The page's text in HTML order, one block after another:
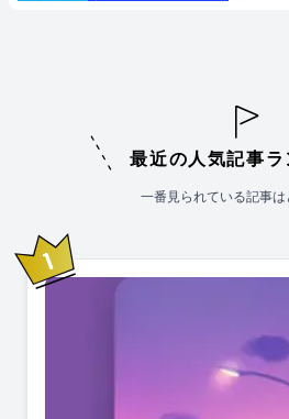
最近の人気記事
一番見られている記事は
1位